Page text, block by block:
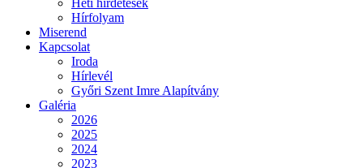
Hírfolyam
Miserend
Kapcsolat
Iroda
Hírlevél
Győri Szent Imre Alapítvány
Galéria
2026
2025
2024
2023